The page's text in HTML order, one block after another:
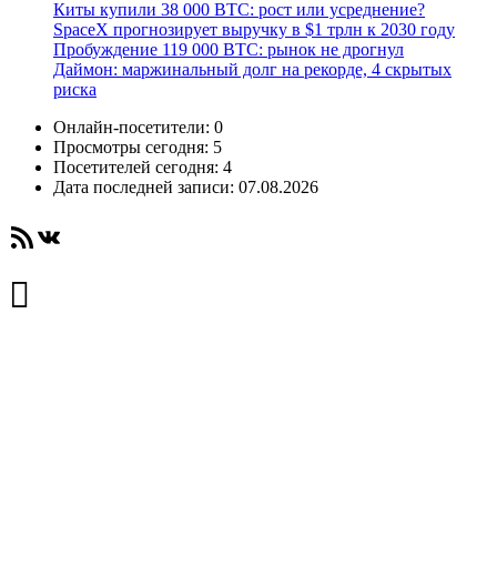
Киты купили 38 000 BTC: рост или усреднение?
SpaceX прогнозирует выручку в $1 трлн к 2030 году
Пробуждение 119 000 BTC: рынок не дрогнул
Даймон: маржинальный долг на рекорде, 4 скрытых
риска
Онлайн-посетители: 0
Просмотры сегодня: 5
Посетителей сегодня: 4
Дата последней записи: 07.08.2026
RSS-лентаВКонтакте